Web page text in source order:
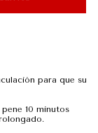
para que su
10 minutos